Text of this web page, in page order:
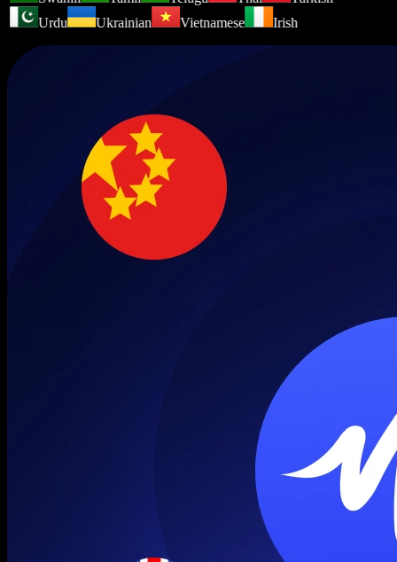
Urdu
Ukrainian Vietnamese Irish